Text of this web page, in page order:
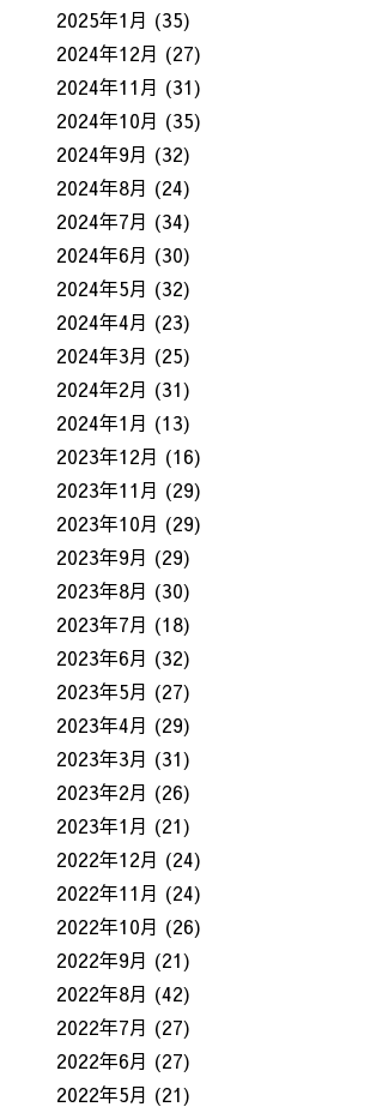
2025年1月 (35)
2024年12月 (27)
2024年11月 (31)
2024年10月 (35)
2024年9月 (32)
2024年8月 (24)
2024年7月 (34)
2024年6月 (30)
2024年5月 (32)
2024年4月 (23)
2024年3月 (25)
2024年2月 (31)
2024年1月 (13)
2023年12月 (16)
2023年11月 (29)
2023年10月 (29)
2023年9月 (29)
2023年8月 (30)
2023年7月 (18)
2023年6月 (32)
2023年5月 (27)
2023年4月 (29)
2023年3月 (31)
2023年2月 (26)
2023年1月 (21)
2022年12月 (24)
2022年11月 (24)
2022年10月 (26)
2022年9月 (21)
2022年8月 (42)
2022年7月 (27)
2022年6月 (27)
2022年5月 (21)